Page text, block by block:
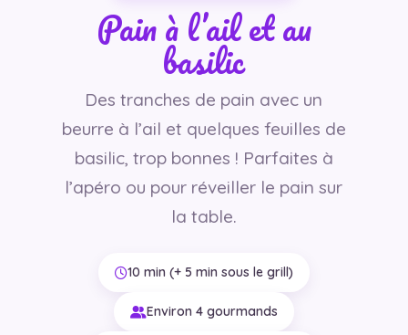
Pain à l’ail et au
basilic
Des tranches de pain avec un
beurre à l’ail et quelques feuilles de
basilic, trop bonnes ! Parfaites à
l’apéro ou pour réveiller le pain sur
la table.
10 min (+ 5 min sous le grill)
Environ 4 gourmands